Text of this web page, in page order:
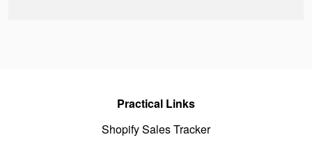
Practical Links
Shopify Sales Tracker